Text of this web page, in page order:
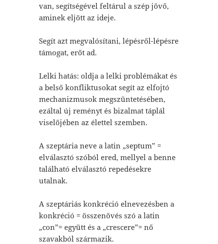
van, segítségével feltárul a szép jövő,
aminek eljött az ideje.
Segít azt megvalósítani, lépésről-lépésre
támogat, erőt ad.
Lelki hatás: oldja a lelki problémákat és
a belső konfliktusokat segít az elfojtó
mechanizmusok megszüntetésében,
ezáltal új reményt és bizalmat táplál
viselőjében az élettel szemben.
A szeptária neve a latin „septum” =
elválasztó szóból ered, mellyel a benne
található elválasztó repedésekre
utalnak.
A szeptáriás konkréció elnevezésben a
konkréció = összenövés szó a latin
„con”= együtt és a „crescere”= nő
szavakból származik.